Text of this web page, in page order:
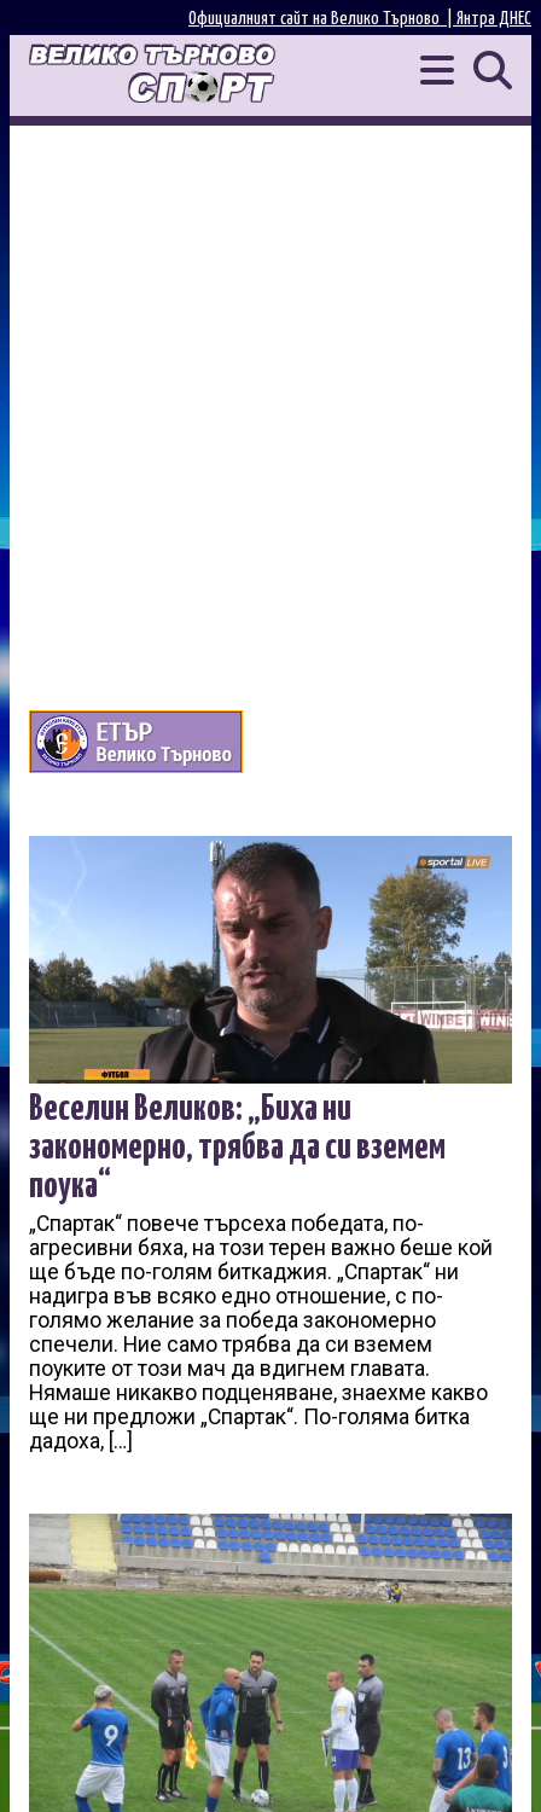
Янтра ДНЕС
Официалният сайт на Велико Търново |
Веселин Великов: „Биха ни
закономерно, трябва да си вземем
поука“
„Спартак“ повече търсеха победата, по-
агресивни бяха, на този терен важно беше кой
ще бъде по-голям биткаджия. „Спартак“ ни
надигра във всяко едно отношение, с по-
голямо желание за победа закономерно
спечели. Ние само трябва да си вземем
поуките от този мач да вдигнем главата.
Нямаше никакво подценяване, знаехме какво
ще ни предложи „Спартак“. По-голяма битка
дадоха, […]